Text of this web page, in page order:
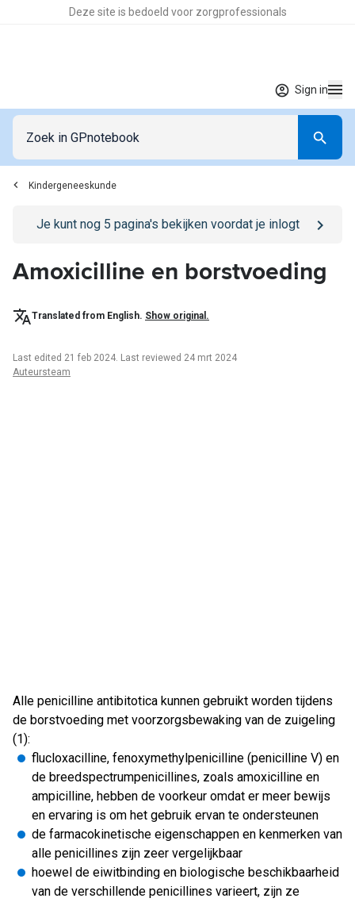
Deze site is bedoeld voor zorgprofessionals
Sign in
Kindergeneeskunde
Go to/sign-in page
Je kunt nog 5 pagina's bekijken voordat je inlogt
Amoxicilline en borstvoeding
Translated from English. Show original.
Last edited 21 feb 2024. Last reviewed 24 mrt 2024
Auteursteam
Alle penicilline antibitotica kunnen gebruikt worden tijdens
de borstvoeding met voorzorgsbewaking van de zuigeling
(1):
flucloxacilline, fenoxymethylpenicilline (penicilline V) en
de breedspectrumpenicillines, zoals amoxicilline en
ampicilline, hebben de voorkeur omdat er meer bewijs
en ervaring is om het gebruik ervan te ondersteunen
de farmacokinetische eigenschappen en kenmerken van
alle penicillines zijn zeer vergelijkbaar
hoewel de eiwitbinding en biologische beschikbaarheid
van de verschillende penicillines varieert, zijn ze